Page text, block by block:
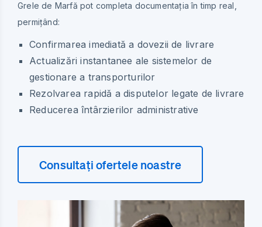
Grele de Marfă pot completa documentația în timp real,
permițând:
Confirmarea imediată a dovezii de livrare
Actualizări instantanee ale sistemelor de
gestionare a transporturilor
Rezolvarea rapidă a disputelor legate de livrare
Reducerea întârzierilor administrative
Consultați ofertele noastre